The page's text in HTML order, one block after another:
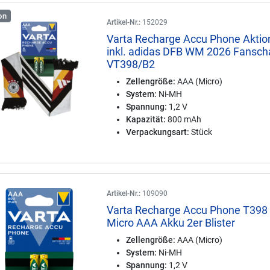
Artikel-Nr.: 152029
Varta Recharge Accu Phone
inkl. adidas DFB WM 2026
VT398/B2
Zellengröße: AAA (Micro)
System: Ni-MH
Spannung: 1,2 V
Kapazität: 800 mAh
Verpackungsart: Stück
Artikel-Nr.: 109090
Varta Recharge Accu Phone T398
Micro AAA Akku 2er Blister
Zellengröße: AAA (Micro)
System: Ni-MH
Spannung: 1,2 V